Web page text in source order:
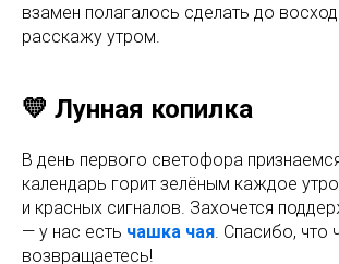
взамен полагалось сделать до
расскажу утром.
💛 Лунная копилка
В день первого светофора
календарь горит зелёным каждое
и красных сигналов. Захочется
— у нас есть чашка чая . Спасибо, что
возвращаетесь!